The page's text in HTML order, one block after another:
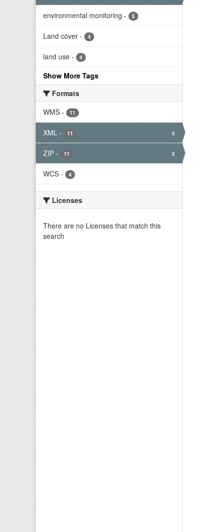
environmental monitoring - 5
Land cover - 4
land use - 4
Show More Tags
Formats
WMS - 11
XML - 11 x
ZIP - 11 x
WCS - 4
Licenses
There are no Licenses that match this
search